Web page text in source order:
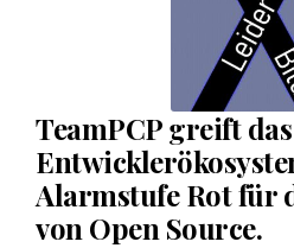
TeamPCP greift
Alarmstufe Rot für
von Open Source.